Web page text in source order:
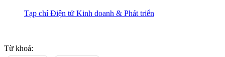
Tạp chí Điện tử Kinh doanh & Phát triển
Từ khoá: